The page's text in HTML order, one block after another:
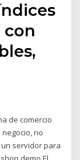
con
de comercio
no
servidor para